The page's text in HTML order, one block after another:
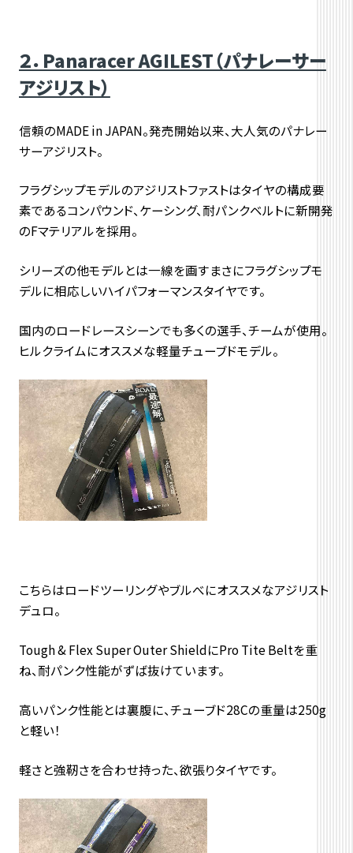
２．Panaracer AGILEST（パナレーサー
アジリスト）
信頼のMADE in JAPAN。発売開始以来、大人気のパナレー
サーアジリスト。
フラグシップモデルのアジリストファストはタイヤの構成要
素であるコンパウンド、ケーシング、耐パンクベルトに新開発
のFマテリアルを採用。
シリーズの他モデルとは一線を画すまさにフラグシップモ
デルに相応しいハイパフォーマンスタイヤです。
国内のロードレースシーンでも多くの選手、チームが使用。
ヒルクライムにオススメな軽量チューブドモデル。
こちらはロードツーリングやブルべにオススメなアジリスト
デュロ。
Tough & Flex Super Outer ShieldにPro Tite Beltを重
ね、耐パンク性能がずば抜けています。
高いパンク性能とは裏腹に、チューブド28Cの重量は250g
と軽い！
軽さと強靭さを合わせ持った、欲張りタイヤです。